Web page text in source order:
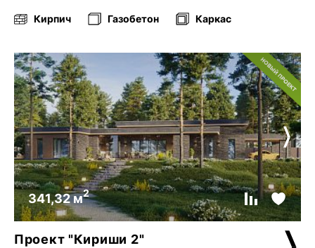
Кирпич Газобетон Каркас
341,32 м2
Проект "Кириши 2"